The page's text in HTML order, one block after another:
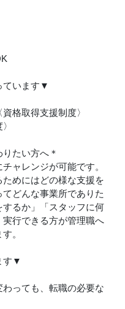
ています▼
格取得支援制度〉
たい方へ＊
ャレンジが可能です。
ためにはどの様な支援を
どんな事業所でありた
るか」「スタッフに何
行できる方が管理職へ
。
す▼
っても、転職の必要な